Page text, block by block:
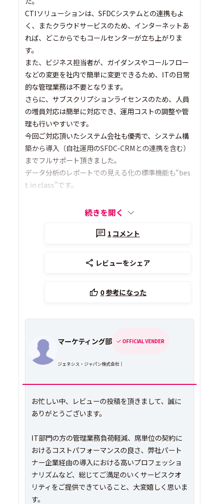
CTIソリューションは、SFDCシステムとの連携もよ
く、またクラウドサービスのため、インターネットあ
れば、どこからでもコールセンターが立ち上がりま
す。
また、ビジネス担当者が、ガイダンスやコールフロー
などの変更を社内で簡単に変更できるため、ITの日常
的な管理業務は不要となります。
さらに、サブスクリプションライセンスのため、人員
の増員対応は簡単に対応でき、運用コストの調整や管
理も行いやすいです。
今回ご対応頂いたシステム会社も優秀で、システム構
築から導入（自社運用のSFDC-CRMとの連携を含む）
までフルサポート頂きました。
データ分析のレポートでの見える化の標準機能も“bes
t in class”です。
続きを開く
1 コメント
レビューをシェア
0参考になった
マーケティング部 OFFICIAL VENDER
ジェネシス・ジャパン株式会社｜
お忙しい中、レビューの投稿を頂きまして、誠に
ありがとうございます。
IT部門の方の管理業務負荷軽減、席単位の契約に
おけるコストパフォーマンスの良さ、弊社パート
ナー企業経由の導入における高いプロフェッショ
ナリズムなど、総じてご満足のいくサービスクオ
リティをご提供できていること、大変嬉しく思いま
す。